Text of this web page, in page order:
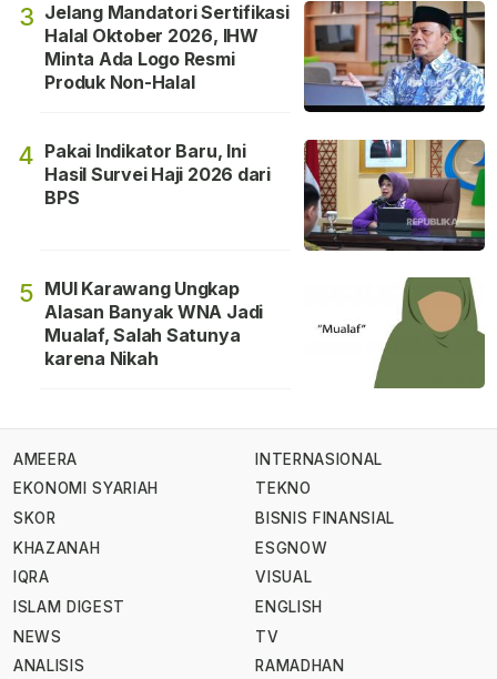
3 Jelang Mandatori Sertifikasi
Halal Oktober 2026, IHW
Minta Ada Logo Resmi
Produk Non-Halal
4 Pakai Indikator Baru, Ini
Hasil Survei Haji 2026 dari
BPS
5 MUI Karawang Ungkap
Alasan Banyak WNA Jadi
Mualaf, Salah Satunya
karena Nikah
AMEERA
EKONOMI SYARIAH
SKOR
KHAZANAH
IQRA
ISLAM DIGEST
NEWS
ANALISIS
INTERNASIONAL
TEKNO
BISNIS FINANSIAL
ESGNOW
VISUAL
ENGLISH
TV
RAMADHAN